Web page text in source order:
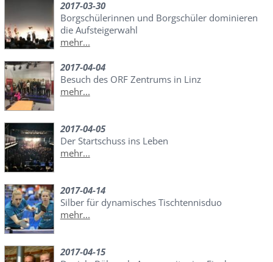
2017-03-30
Borgschülerinnen und Borgschüler dominieren
die Aufsteigerwahl
mehr...
2017-04-04
Besuch des ORF Zentrums in Linz
mehr...
2017-04-05
Der Startschuss ins Leben
mehr...
2017-04-14
Silber für dynamisches Tischtennisduo
mehr...
2017-04-15